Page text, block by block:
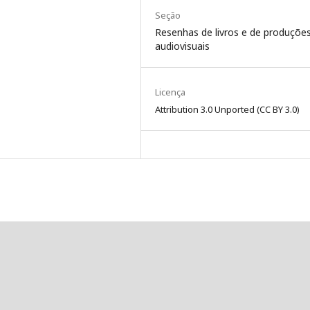
Seção
Resenhas de livros e de
audiovisuais
Licença
Attribution 3.0 Unported (CC BY 3.0)